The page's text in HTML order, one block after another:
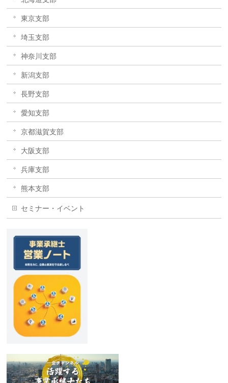
東京支部
埼玉支部
神奈川支部
新潟支部
長野支部
愛知支部
京都滋賀支部
大阪支部
兵庫支部
熊本支部
セミナー・イベント